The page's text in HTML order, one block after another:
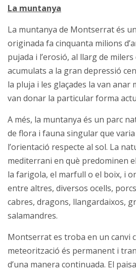
La muntanya
La muntanya de Montserrat és
originada fa cinquanta milions
pujada i l’erosió, al llarg de milers
acumulats a la gran depressió
la pluja i les glaçades la van anar
van donar la particular forma
A més, la muntanya és un parc
de flora i fauna singular que varia
l’orientació respecte al sol. La
mediterrani en què predominen
la farigola, el marfull o el boix, i
entre altres, diversos ocells,
cabres, dragons, llangardaixos,
salamandres.
Montserrat es troba en un canvi
meteorització és permanent i
d’una manera continuada. El